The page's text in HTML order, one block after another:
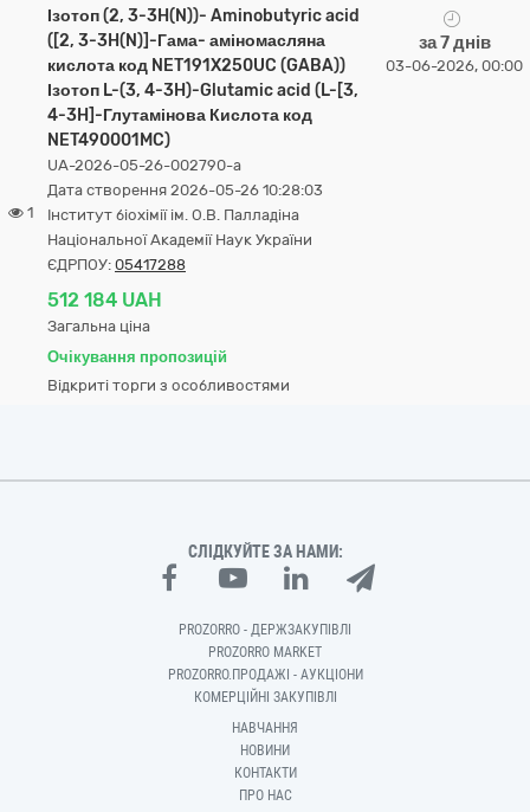
1
Ізотоп (2, 3-3H(N))- Aminobutyric acid
([2, 3-3H(N)]-Гама- аміномасляна
кислота код NET191X250UC (GABA))
Ізотоп L-(3, 4-3H)-Glutamic acid (L-[3,
4-3H]-Глутамінова Кислота код
NET490001MC)
UA-2026-05-26-002790-a
Дата створення 2026-05-26 10:28:03
Інститут біохімії ім. О.В. Палладіна
Національної Академії Наук України
ЄДРПОУ: 05417288
512 184 UAH
Загальна ціна
Очікування пропозицій
Відкриті торги з особливостями
за 7 днів
03-06-2026, 00:00
СЛІДКУЙТЕ ЗА НАМИ:
PROZORRO - ДЕРЖЗАКУПІВЛІ
PROZORRO MARKET
PROZORRO.ПРОДАЖІ - АУКЦІОНИ
КОМЕРЦІЙНІ ЗАКУПІВЛІ
НАВЧАННЯ
НОВИНИ
КОНТАКТИ
ПРО НАС